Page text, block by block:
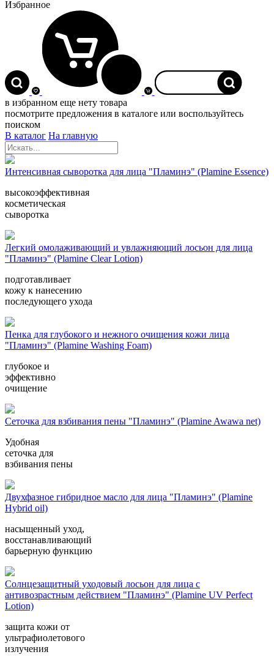
Избранное
в избранном еще нету товара
посмотрите предложения в каталоге или воспользуйтесь
поиском
В каталог На главную
Интенсивная сыворотка для лица "Пламинэ" (Plamine Essence)
высокоэффективная
косметическая
сыворотка
Легкий омолаживающий и увлажняющий лосьон для лица
"Пламинэ" (Plamine Clear Lotion)
подготавливает
кожу к нанесению
последующего ухода
Пенка для глубокого и нежного очищения кожи лица
"Пламинэ" (Plamine Washing Foam)
глубокое и
эффективно
очищение
Сеточка для взбивания пены "Пламинэ" (Plamine Awawa net)
Удобная
сеточка для
взбивания пены
Двухфазное гибридное масло для лица "Пламинэ" (Plamine
Hybrid oil)
насыщенный уход,
восстанавливающий
барьерную функцию
Солнцезащитный уходовый лосьон для лица с
антивозрастным действием "Пламинэ" (Plamine UV Perfect
Lotion)
защита кожи от
ультрафиолетового
излучения